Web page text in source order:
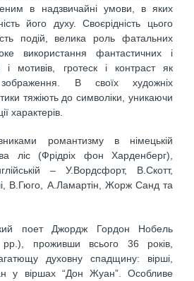
в надзвичайні умови, в яких
його духу. Своєрідність цього
подій, велика роль фатальних
використання фантастичних і
і мотивів, гротеск і контраст як
В своїх художніх
тяжіють до символіки, уникаючи
характерів.
романтизму в німецькій
ліс (Фрідріх фон Харденберг),
– У.Вордсфорт, В.Скотт,
В.Гюго, А.Ламартін, Жорж Санд та
поет Джордж Гордон Нобель
проживши всього 36 років,
духовну спадщину: вірші,
у віршах “Дон Жуан”. Особливе